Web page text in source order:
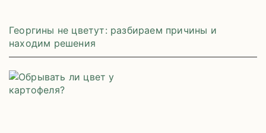
Георгины не цветут: разбираем причины и
находим решения